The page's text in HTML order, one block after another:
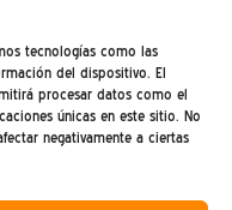
tecnologías como las
del dispositivo. El
procesar datos como el
únicas en este sitio. No
negativamente a ciertas
9h a 15h)